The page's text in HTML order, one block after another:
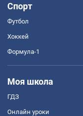
Спорт
Футбол
Хоккей
Формула-1
Моя школа
ГДЗ
Онлайн уроки